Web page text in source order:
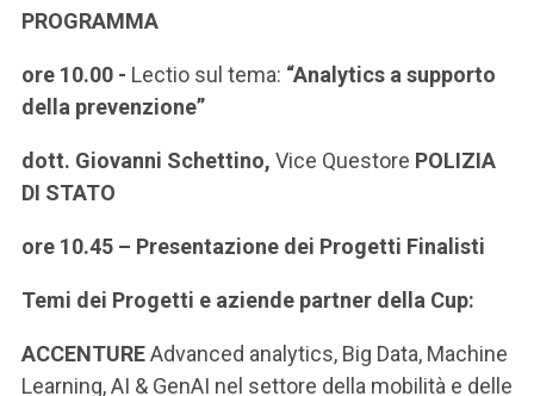
PROGRAMMA
ore 10.00 - Lectio sul tema: “Analytics a supporto
della prevenzione”
dott. Giovanni Schettino, Vice Questore POLIZIA
DI STATO
ore 10.45 – Presentazione dei Progetti Finalisti
Temi dei Progetti e aziende partner della Cup:
ACCENTUREAdvanced analytics, Big Data, Machine
Learning, AI & GenAI nel settore della mobilità e delle